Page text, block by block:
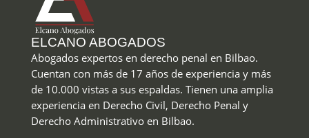
ELCANO ABOGADOS
Abogados expertos en derecho penal en Bilbao.
Cuentan con más de 17 años de experiencia y más
de 10.000 vistas a sus espaldas. Tienen una amplia
experiencia en Derecho Civil, Derecho Penal y
Derecho Administrativo en Bilbao.